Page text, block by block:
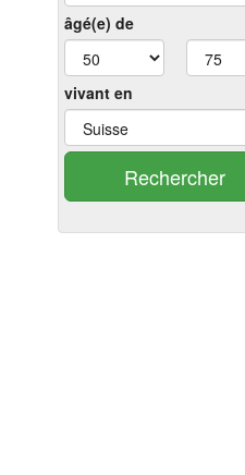
âgé(e) de
vivant en
Rechercher